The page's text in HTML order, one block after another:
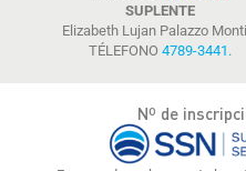
SUPLENTE
Elizabeth Lujan Palazzo
TÉLEFONO 4789-3441 .
Nº de